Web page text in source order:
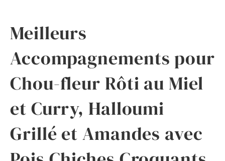
Meilleurs
Accompagnements pour
Chou-fleur Rôti au Miel
et Curry, Halloumi
Grillé et Amandes avec